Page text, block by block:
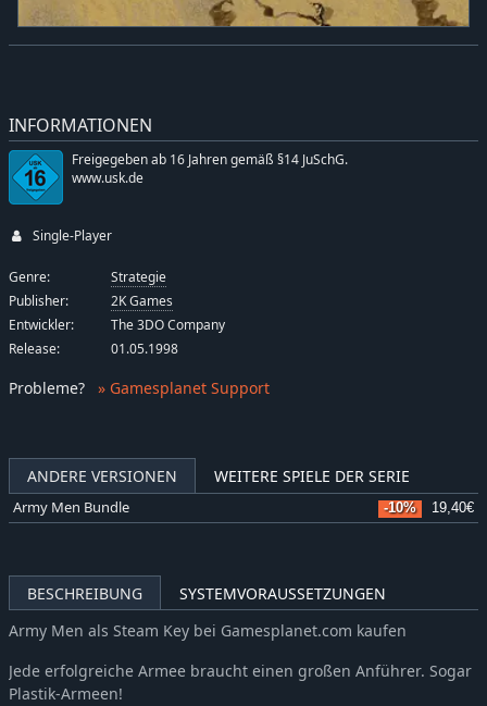
ANDERE VERSIONEN WEITERE SPIELE DER SERIE
Army Men Bundle -10% 19,40€
BESCHREIBUNG
SYSTEMVORAUSSETZUNGEN
Army Men als Steam Key bei Gamesplanet.com kaufen
Jede erfolgreiche Armee braucht einen großen Anführer. Sogar
Plastik-Armeen!
INFORMATIONEN
Freigegeben ab 16 Jahren gemäß §14 JuSchG.
www.usk.de
Single-Player
Genre:
Strategie
Publisher:
2K Games
Entwickler:
The 3DO Company
Release:
01.05.1998
Probleme? » Gamesplanet Support